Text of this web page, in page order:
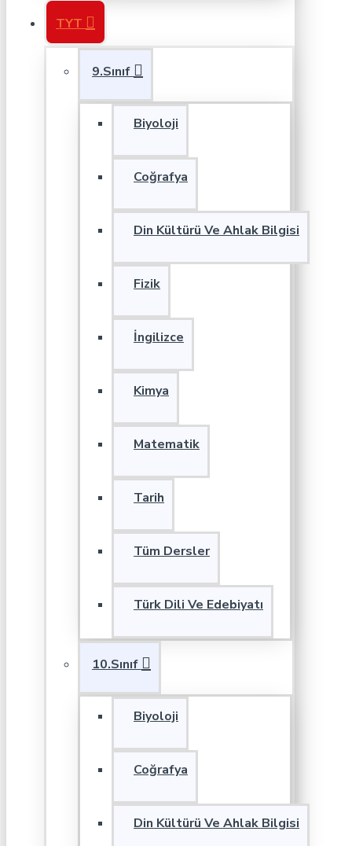
TYT
9.Sınıf
Biyoloji
Coğrafya
Din Kültürü Ve Ahlak Bilgisi
Fizik
İngilizce
Kimya
Matematik
Tarih
Tüm Dersler
Türk Dili Ve Edebiyatı
10.Sınıf
Biyoloji
Coğrafya
Din Kültürü Ve Ahlak Bilgisi